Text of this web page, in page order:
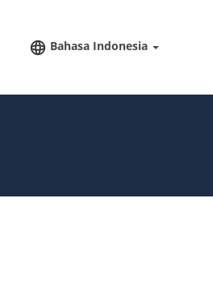
Bahasa Indonesia